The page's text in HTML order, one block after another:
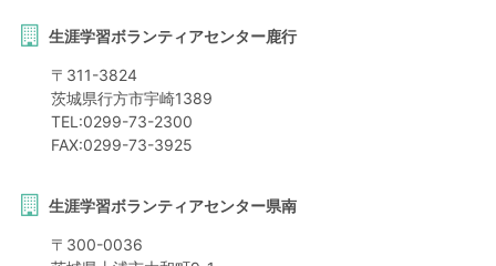
生涯学習ボランティアセンター鹿行
〒 311-3824
茨城県行方市宇崎1389
TEL:0299-73-2300
FAX:0299-73-3925
生涯学習ボランティアセンター県南
〒 300-0036